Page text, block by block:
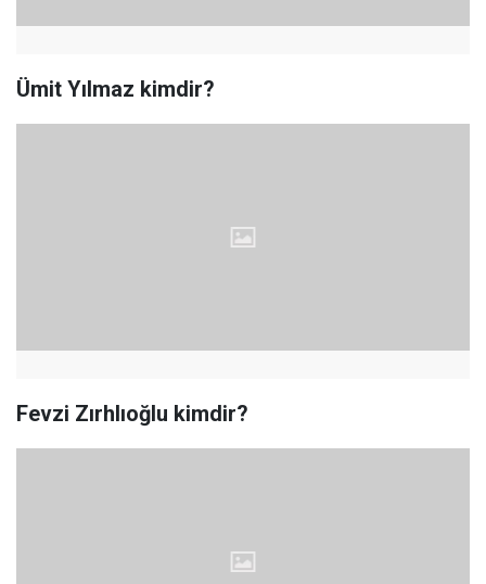
Ümit Yılmaz kimdir?
Fevzi Zırhlıoğlu kimdir?